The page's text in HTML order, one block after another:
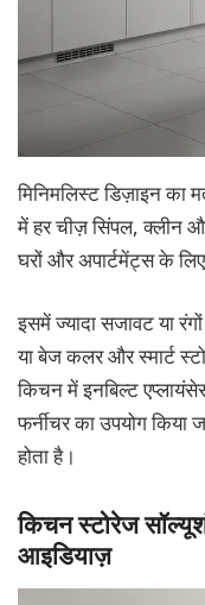
मिनिमलिस्ट डिज़ाइन का
में हर चीज़ सिंपल, क्लीन
घरों और अपार्टमेंट्स के
इसमें ज्यादा सजावट या
या बेज कलर और स्मार्ट
किचन में इनबिल्ट
फर्नीचर का उपयोग
होता है।
किचन स्टोरेज
आइडियाज़